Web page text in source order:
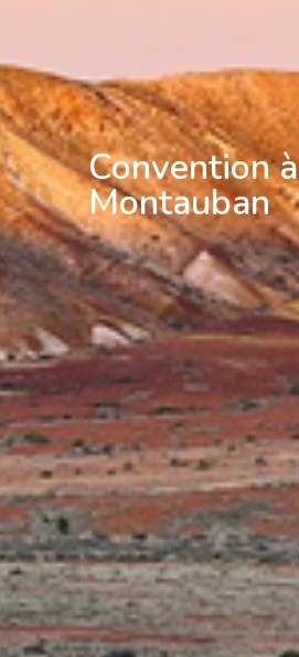
Convention à
Montauban